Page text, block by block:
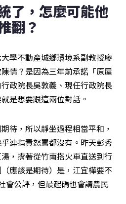
了，怎麼可能他
翻？
學不動產城鄉環境系副教授廖
情？是因為三年前承諾「原屋
政院長吳敦義、現任行政院長
是想要跟這兩位對話。
待，所以靜坐過程相當平和，
連指責怒罵都沒有。昨天彭秀
，揹著從竹南搭火車直送到行
應該是期待）是，江宜樺要不
會公評，但最起碼也會請農民